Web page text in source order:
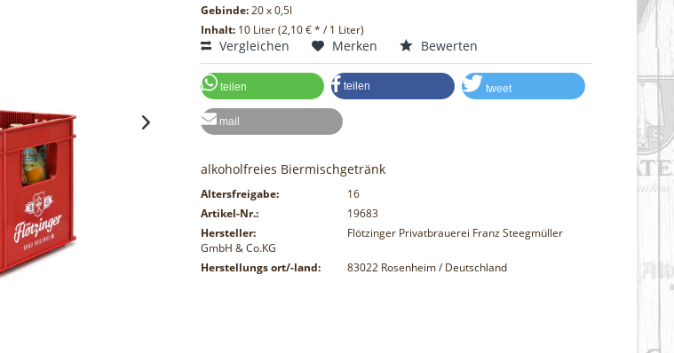
Gebinde:20 x 0,5l
Inhalt: 10 Liter (2,10 € * / 1 Liter)
Vergleichen Merken Bewerten
teilen teilen tweet
mail
alkoholfreies Biermischgetränk
Altersfreigabe:
16
Artikel-Nr.:
19683
Hersteller:
Flötzinger Privatbrauerei Franz Steegmüller
GmbH & Co.KG
Herstellungs ort/-land:
83022 Rosenheim / Deutschland